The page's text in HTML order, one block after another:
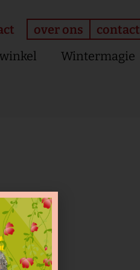
over ons
contact
Wintermagie